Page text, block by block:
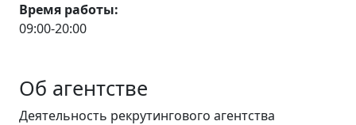
Время работы:
09:00-20:00
Об агентстве
Деятельность рекрутингового агентства